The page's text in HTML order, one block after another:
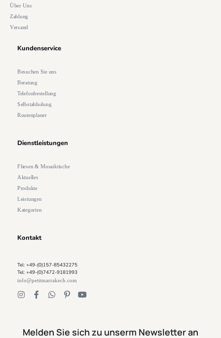
Über Uns
Zahlung
Versand
Kundenservice
Besuchen Sie uns
Beratung
Telefonbestellung
Selbstabholung
Routenplaner
Dienstleistungen
Fliesen & Mosaiktische
Aktuelles
Produkte
Leistungen
Kategorien
Kontakt
Tel: +49-(0)157-85432275
Tel: +49-(0)7472-9181993
info@petitmarrakech.com
Melden Sie sich zu unserm Newsletter an